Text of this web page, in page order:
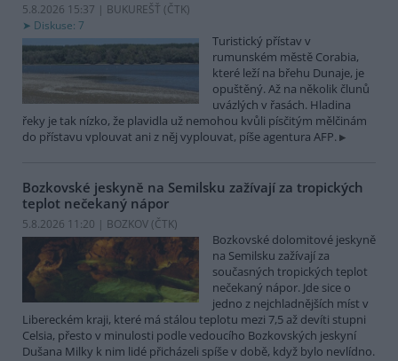
5.8.2026 15:37 | BUKUREŠŤ (ČTK)
Diskuse: 7
Turistický přístav v
rumunském městě Corabia,
které leží na břehu Dunaje, je
opuštěný. Až na několik člunů
uvázlých v řasách. Hladina
řeky je tak nízko, že plavidla už nemohou kvůli písčitým mělčinám
do přístavu vplouvat ani z něj vyplouvat, píše agentura AFP.
Bozkovské jeskyně na Semilsku zažívají za tropických
teplot nečekaný nápor
5.8.2026 11:20 | BOZKOV (ČTK)
Bozkovské dolomitové jeskyně
na Semilsku zažívají za
současných tropických teplot
nečekaný nápor. Jde sice o
jedno z nejchladnějších míst v
Libereckém kraji, které má stálou teplotu mezi 7,5 až devíti stupni
Celsia, přesto v minulosti podle vedoucího Bozkovských jeskyní
Dušana Milky k nim lidé přicházeli spíše v době, když bylo nevlídno.